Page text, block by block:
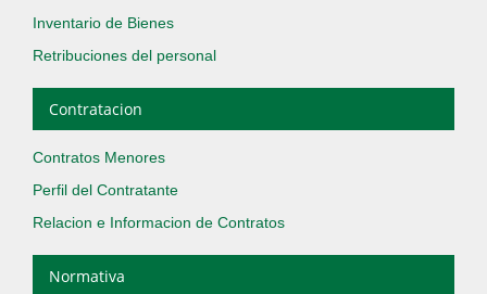
Inventario de Bienes
Retribuciones del personal
Contratacion
Contratos Menores
Perfil del Contratante
Relacion e Informacion de Contratos
Normativa